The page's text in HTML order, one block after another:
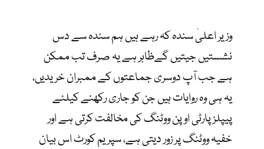
وزیر اعلیٰ سندہ کہ رہے ہیں ہم سندہ سے دس
نشستیں جیتیں گےظاہر ہے یہ صرف تب ممکن
ہے جب آپ دوسری جماعتوں کے ممبران خریدیں،
یہ ہی وہ روایات ہیں جن کو جاری رکھنے کیلئے
پیپلز پارٹی اوپن ووٹنگ کی مخالفت کرتی ہے اور
خفیہ ووٹنگ پر زور دیتی ہے، سپریم کورٹ اس بیان